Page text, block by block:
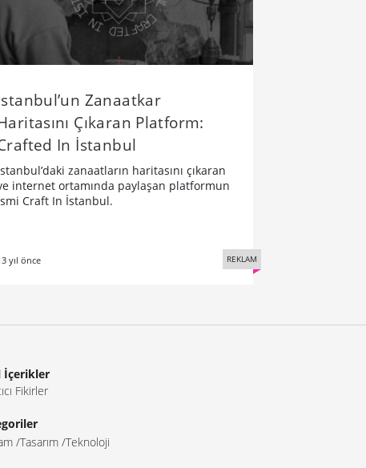
Zanaatkar
Çıkaran Platform:
In İstanbul
zanaatların haritasını çıkaran
internet ortamında paylaşan platformun
Craft In İstanbul.
yıl önce REKLAM
İçerikler
Fikirler
Tasarım Teknoloji